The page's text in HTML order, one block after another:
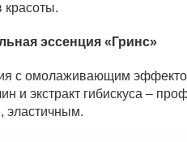
красоты.
эссенция «Гринс»
с омолаживающим
и экстракт гибискуса –
эластичным.